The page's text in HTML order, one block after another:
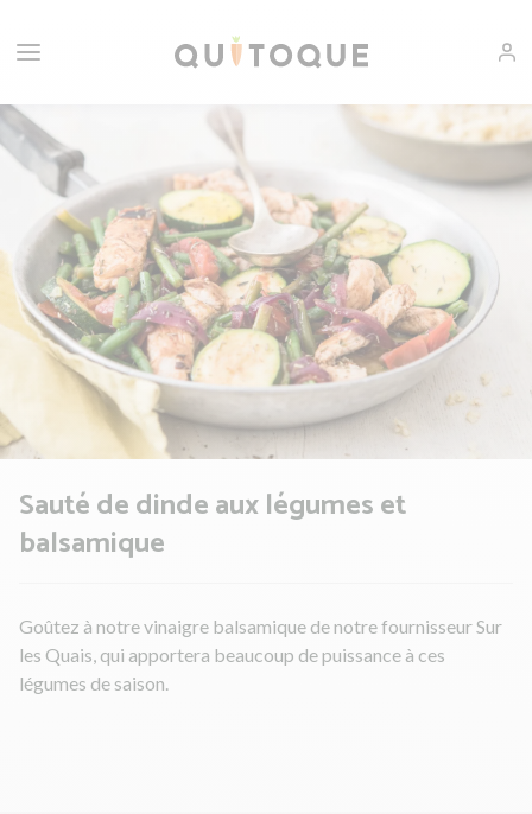
Sauté de dinde aux légumes et
balsamique
Goûtez à notre vinaigre balsamique de notre fournisseur Sur
les Quais, qui apportera beaucoup de puissance à ces
légumes de saison.